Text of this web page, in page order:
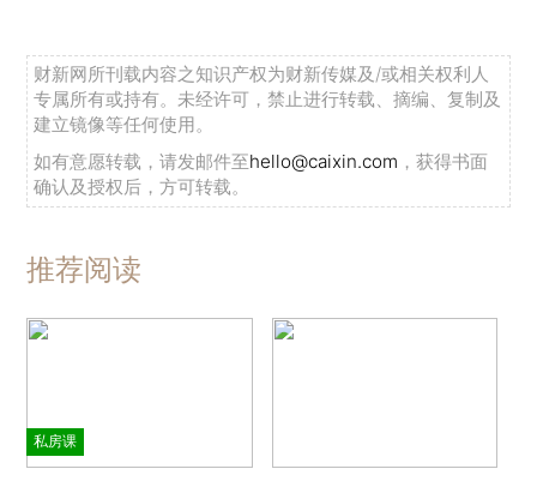
财新网所刊载内容之知识产权为财新传媒及/或相关权利人
专属所有或持有。未经许可，禁止进行转载、摘编、复制及
建立镜像等任何使用。
如有意愿转载，请发邮件至hello@caixin.com ，获得书面
确认及授权后，方可转载。
推荐阅读
私房课